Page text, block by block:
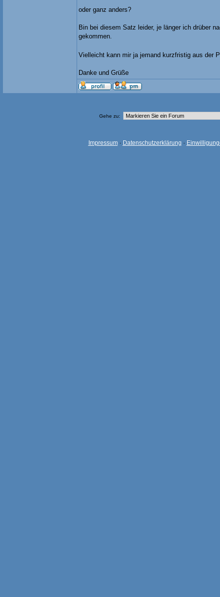
oder ganz anders?
Bin bei diesem Satz leider, je länger ich drüber
gekommen.
Vielleicht kann mir ja jemand kurzfristig aus der
Danke und Grüße
Gehe zu:
Impressum· Datenschutzerklärung ·